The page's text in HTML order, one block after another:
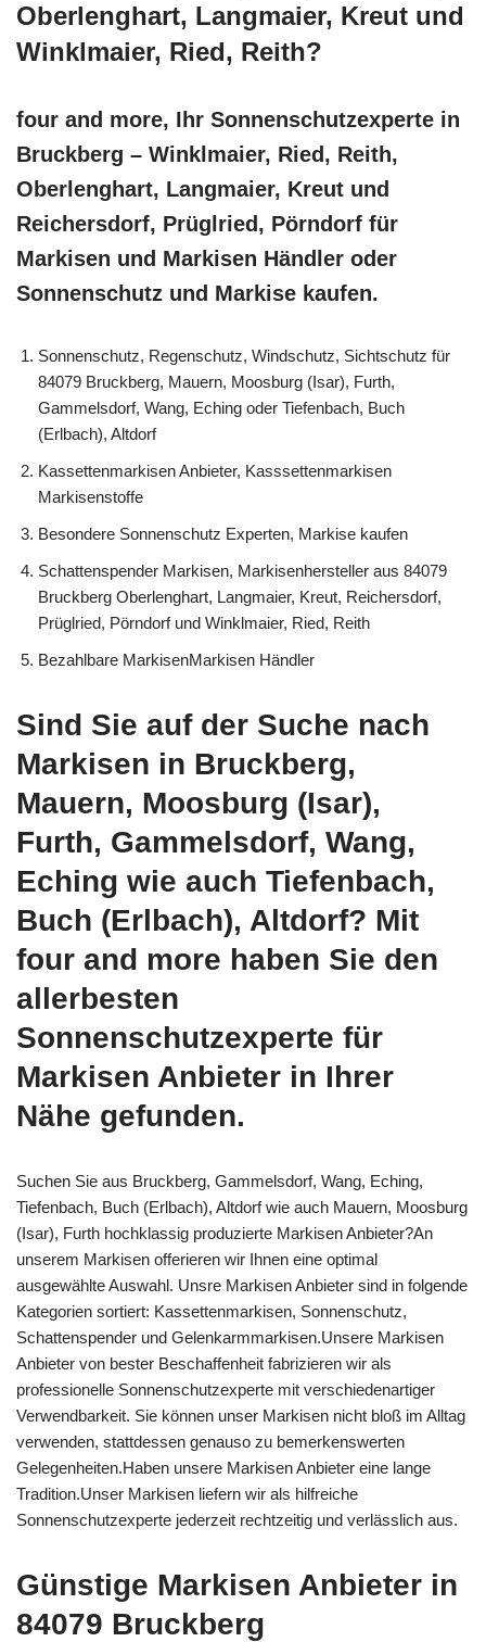
Oberlenghart, Langmaier, Kreut und
Winklmaier, Ried, Reith?
four and more, Ihr Sonnenschutzexperte in
Bruckberg – Winklmaier, Ried, Reith,
Oberlenghart, Langmaier, Kreut und
Reichersdorf, Prüglried, Pörndorf für
Markisen und Markisen Händler oder
Sonnenschutz und Markise kaufen.
Sonnenschutz, Regenschutz, Windschutz, Sichtschutz für
84079 Bruckberg, Mauern, Moosburg (Isar), Furth,
Gammelsdorf, Wang, Eching oder Tiefenbach, Buch
(Erlbach), Altdorf
Kassettenmarkisen Anbieter, Kasssettenmarkisen
Markisenstoffe
Besondere Sonnenschutz Experten, Markise kaufen
Schattenspender Markisen, Markisenhersteller aus 84079
Bruckberg Oberlenghart, Langmaier, Kreut, Reichersdorf,
Prüglried, Pörndorf und Winklmaier, Ried, Reith
Bezahlbare MarkisenMarkisen Händler
Sind Sie auf der Suche nach
Markisen in Bruckberg,
Mauern, Moosburg (Isar),
Furth, Gammelsdorf, Wang,
Eching wie auch Tiefenbach,
Buch (Erlbach), Altdorf? Mit
four and more haben Sie den
allerbesten
Sonnenschutzexperte für
Markisen Anbieter in Ihrer
Nähe gefunden.
Suchen Sie aus Bruckberg, Gammelsdorf, Wang, Eching,
Tiefenbach, Buch (Erlbach), Altdorf wie auch Mauern, Moosburg
(Isar), Furth hochklassig produzierte Markisen Anbieter?An
unserem Markisen offerieren wir Ihnen eine optimal
ausgewählte Auswahl. Unsre Markisen Anbieter sind in folgende
Kategorien sortiert: Kassettenmarkisen, Sonnenschutz,
Schattenspender und Gelenkarmmarkisen.Unsere Markisen
Anbieter von bester Beschaffenheit fabrizieren wir als
professionelle Sonnenschutzexperte mit verschiedenartiger
Verwendbarkeit. Sie können unser Markisen nicht bloß im Alltag
verwenden, stattdessen genauso zu bemerkenswerten
Gelegenheiten.Haben unsere Markisen Anbieter eine lange
Tradition.Unser Markisen liefern wir als hilfreiche
Sonnenschutzexperte jederzeit rechtzeitig und verlässlich aus.
Günstige Markisen Anbieter in
84079 Bruckberg